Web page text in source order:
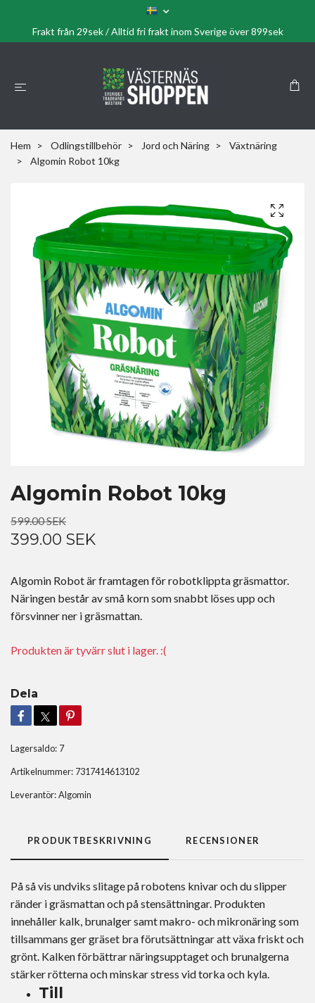
Frakt från 29sek / Alltid fri frakt inom Sverige över 899sek
Hem Odlingstillbehör Jord och Näring
Växtnäring
Algomin Robot 10kg
Algomin Robot 10kg
599.00 SEK
399.00 SEK
Algomin Robot är framtagen för robotklippta gräsmattor.
Näringen består av små korn som snabbt löses upp och
försvinner ner i gräsmattan.
Produkten är tyvärr slut i lager. :(
Dela
Lagersaldo: 7
Artikelnummer: 7317414613102
Leverantör:Algomin
PRODUKTBESKRIVNING RECENSIONER
På så vis undviks slitage på robotens knivar och du slipper
ränder i gräsmattan och på stensättningar. Produkten
innehåller kalk, brunalger samt makro- och mikronäring som
tillsammans ger gräset bra förutsättningar att växa friskt och
grönt. Kalken förbättrar näringsupptaget och brunalgerna
stärker rötterna och minskar stress vid torka och kyla.
Till